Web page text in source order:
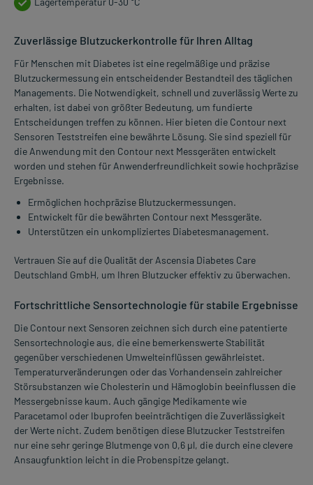
Zuverlässige Blutzuckerkontrolle für Ihren Alltag
Für Menschen mit Diabetes ist eine regelmäßige und präzise
Blutzuckermessung ein entscheidender Bestandteil des täglichen
Managements. Die Notwendigkeit, schnell und zuverlässig Werte zu
erhalten, ist dabei von größter Bedeutung, um fundierte
Entscheidungen treffen zu können. Hier bieten die Contour next
Sensoren Teststreifen eine bewährte Lösung. Sie sind speziell für
die Anwendung mit den Contour next Messgeräten entwickelt
worden und stehen für Anwenderfreundlichkeit sowie hochpräzise
Ergebnisse.
Ermöglichen hochpräzise Blutzuckermessungen.
Entwickelt für die bewährten Contour next Messgeräte.
Unterstützen ein unkompliziertes Diabetesmanagement.
Vertrauen Sie auf die Qualität der Ascensia Diabetes Care
Deutschland GmbH, um Ihren Blutzucker effektiv zu überwachen.
Fortschrittliche Sensortechnologie für stabile Ergebnisse
Die Contour next Sensoren zeichnen sich durch eine patentierte
Sensortechnologie aus, die eine bemerkenswerte Stabilität
gegenüber verschiedenen Umwelteinflüssen gewährleistet.
Temperaturveränderungen oder das Vorhandensein zahlreicher
Störsubstanzen wie Cholesterin und Hämoglobin beeinflussen die
Messergebnisse kaum. Auch gängige Medikamente wie
Paracetamol oder Ibuprofen beeinträchtigen die Zuverlässigkeit
der Werte nicht. Zudem benötigen diese Blutzucker Teststreifen
nur eine sehr geringe Blutmenge von 0,6 µl, die durch eine clevere
Ansaugfunktion leicht in die Probenspitze gelangt.